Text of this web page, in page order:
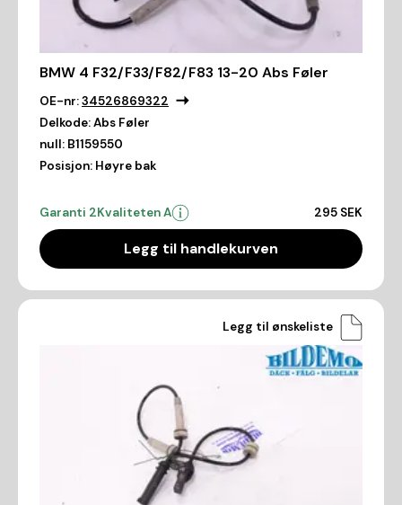
BMW 4 F32/F33/F82/F83 13-20 Abs Føler
OE-nr:34526869322
Delkode:Abs Føler
null: B1159550
Posisjon: Høyre bak
Garanti 2Kvaliteten A 295 SEK
Legg til handlekurven
Legg til ønskeliste